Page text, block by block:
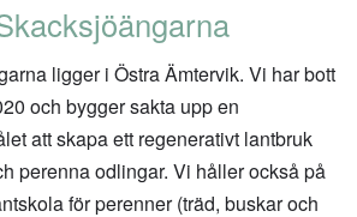
ligger i Östra Ämtervik. Vi har bott
och bygger sakta upp en
att skapa ett regenerativt lantbruk
perenna odlingar. Vi håller också på
för perenner (träd, buskar och